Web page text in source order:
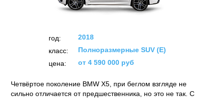
год:
2018
класс:
Полноразмерные SUV (E)
цена:
от 4 590 000 руб
Четвёртое поколение BMW X5, при беглом взгляде не
сильно отличается от предшественника, но это не так. С